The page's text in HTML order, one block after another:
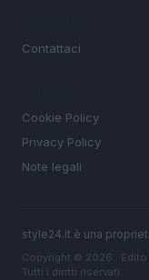
Contattaci
Cookie Policy
Privacy Policy
Note legali
style24.it è una
Copyright © 2026 ·
Tutti i diritti riservati